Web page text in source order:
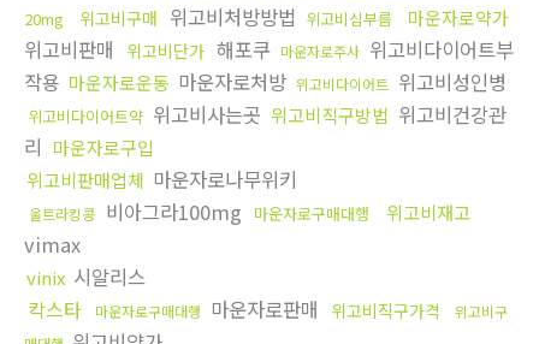
20mg
위고비구매 위고비처방방법 위고비심부름 마운자로약가
위고비판매 위고비단가 해포쿠 마운자로주사 위고비다이어트부
작용 마운자로운동 마운자로처방 위고비다이어트 위고비성인병
위고비다이어트약 위고비사는곳 위고비직구방법 위고비건강관
리 마운자로구입
위고비판매업체 마운자로나무위키
울트라킹콩 비아그라100mg 마운자로구매대행 위고비재고
vimax
vinix 시알리스
칵스타
마운자로구매대행 마운자로판매 위고비직구가격
위고비구